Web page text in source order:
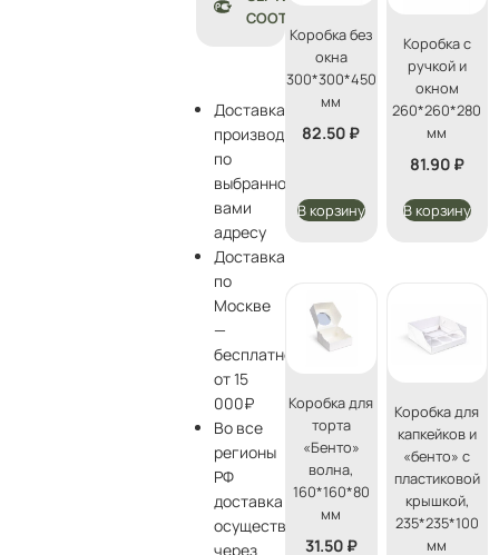
СООТВЕТСТВИЯ
Доставка
производится
по
выбранному
вами
адресу
Доставка
по
Москве
—
бесплатно
от 15
000₽
Во все
регионы
РФ
доставка
осуществляется
через
Коробка без
окна
300*300*450
мм
82.50 ₽
В корзину
Коробка с
ручкой и
окном
260*260*280
мм
81.90 ₽
В корзину
Коробка для
торта
«Бенто»
волна,
160*160*80
мм
31.50 ₽
Коробка для
капкейков и
«бенто» с
пластиковой
крышкой,
235*235*100
мм